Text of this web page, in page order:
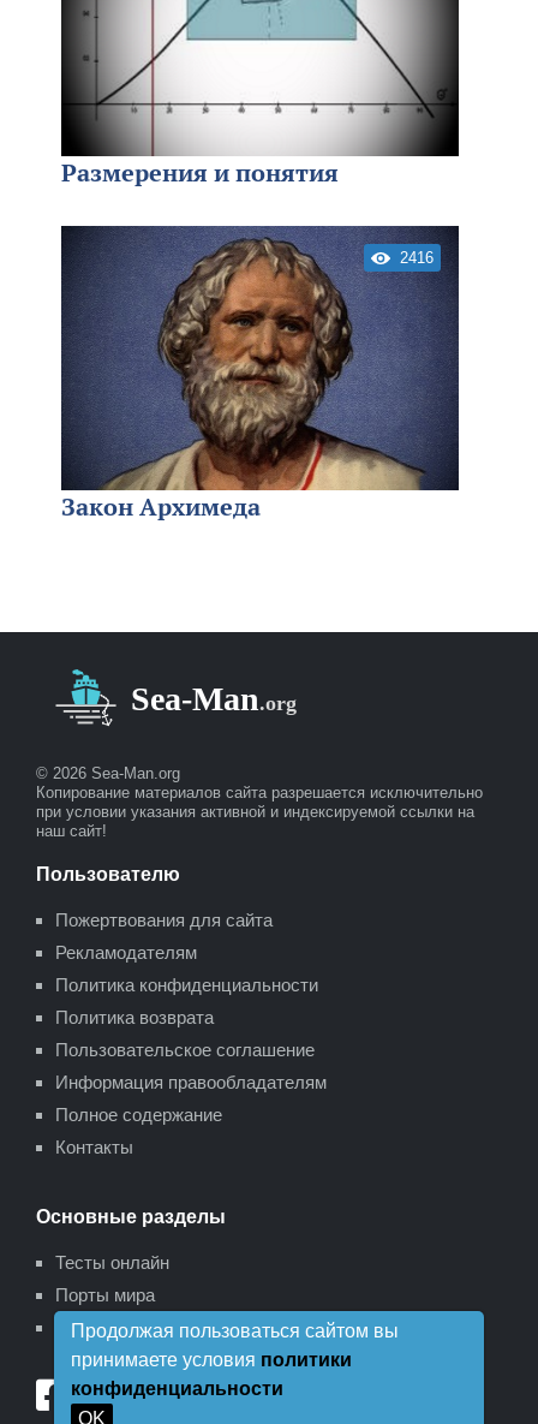
Размерения и понятия
2416
Закон Архимеда
© 2026 Sea-Man.org
Копирование материалов сайта разрешается исключительно
при условии указания активной и индексируемой ссылки на
наш сайт!
Пользователю
Пожертвования для сайта
Рекламодателям
Политика конфиденциальности
Политика возврата
Пользовательское соглашение
Информация правообладателям
Полное содержание
Контакты
Основные разделы
Тесты онлайн
Порты мира
Карта сайта
Продолжая пользоваться сайтом вы
принимаете условия политики
конфиденциальности
OK